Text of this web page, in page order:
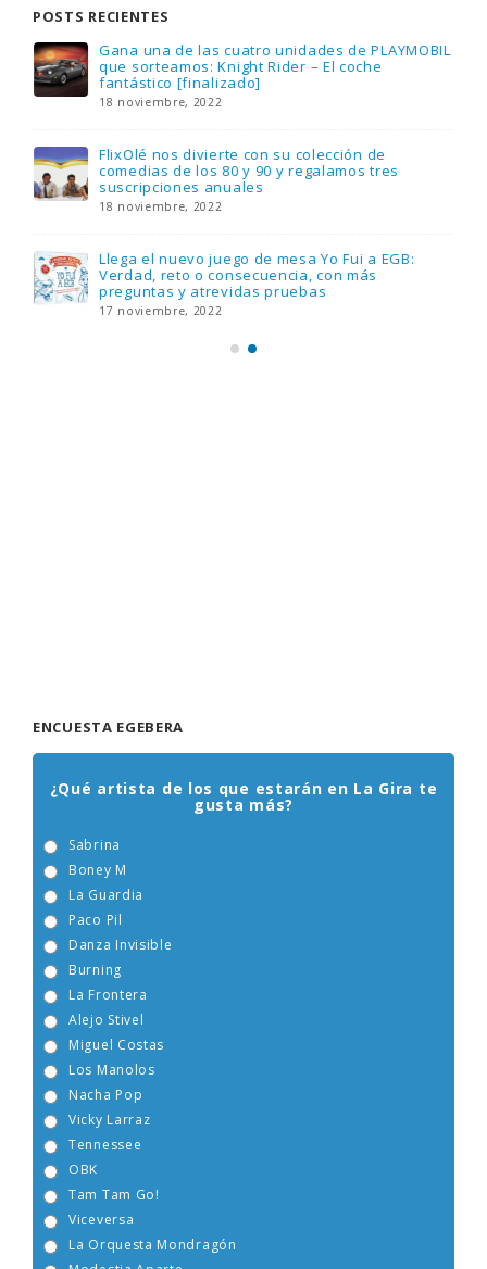
POSTS RECIENTES
Gana una de las cuatro unidades de PLAYMOBIL
que sorteamos: Knight Rider – El coche
fantástico [finalizado]
18 noviembre, 2022
FlixOlé nos divierte con su colección de
comedias de los 80 y 90 y regalamos tres
suscripciones anuales
18 noviembre, 2022
Llega el nuevo juego de mesa Yo Fui a EGB:
Verdad, reto o consecuencia, con más
preguntas y atrevidas pruebas
17 noviembre, 2022
ENCUESTA EGEBERA
¿Qué artista de los que estarán en La Gira te
gusta más?
Sabrina
Boney M
La Guardia
Paco Pil
Danza Invisible
Burning
La Frontera
Alejo Stivel
Miguel Costas
Los Manolos
Nacha Pop
Vicky Larraz
Tennessee
OBK
Tam Tam Go!
Viceversa
La Orquesta Mondragón